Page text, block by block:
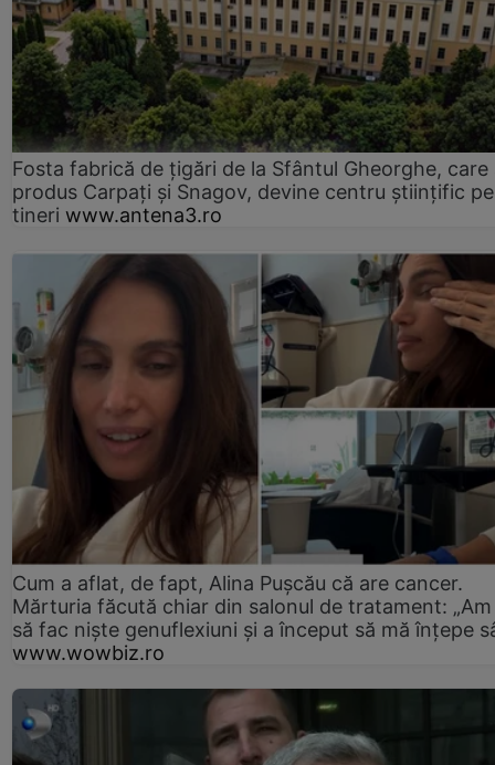
Fosta fabrică de țigări de la Sfântul Gheorghe, care
produs Carpați și Snagov, devine centru științific
tineri www.antena3.ro
Cum a aflat, de fapt, Alina Pușcău că are cancer.
Mărturia făcută chiar din salonul de tratament:
să fac niște genuflexiuni și a început să mă înțepe
www.wowbiz.ro